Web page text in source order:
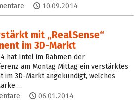
10.09.2014
mit „RealSense“
im 3D-Markt
hat Intel im Rahmen der
am Montag Mittag ein verstärktes
im 3D-Markt angekündigt, welches
…
06.01.2014